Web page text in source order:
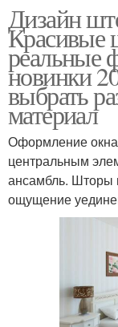
Ночные
Тюль для
Короткие
Шторы на
Дизайн
Красивые
реальные
новинки
выбрать
материал
Оформление
центральным
ансамбль. Шторы
ощущение